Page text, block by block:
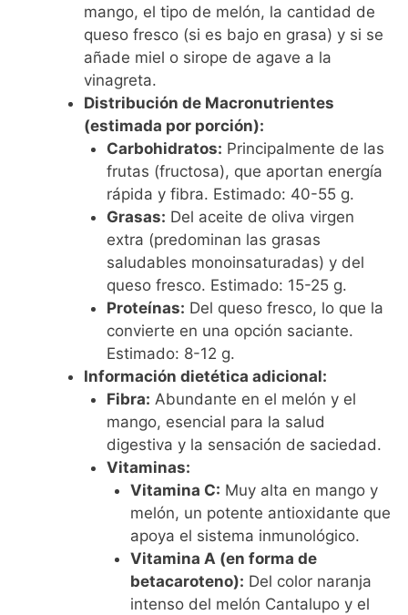
mango, el tipo de melón, la cantidad de
queso fresco (si es bajo en grasa) y si se
añade miel o sirope de agave a la
vinagreta.
Distribución de Macronutrientes
(estimada por porción):
Carbohidratos: Principalmente de las
frutas (fructosa), que aportan energía
rápida y fibra. Estimado: 40-55 g.
Grasas: Del aceite de oliva virgen
extra (predominan las grasas
saludables monoinsaturadas) y del
queso fresco. Estimado: 15-25 g.
Proteínas: Del queso fresco, lo que la
convierte en una opción saciante.
Estimado: 8-12 g.
Información dietética adicional:
Fibra: Abundante en el melón y el
mango, esencial para la salud
digestiva y la sensación de saciedad.
Vitaminas:
Vitamina C: Muy alta en mango y
melón, un potente antioxidante que
apoya el sistema inmunológico.
Vitamina A (en forma de
betacaroteno): Del color naranja
intenso del melón Cantalupo y el